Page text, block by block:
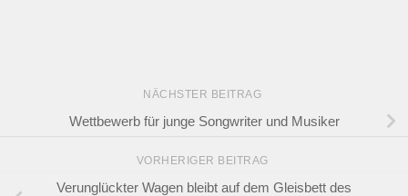
NÄCHSTER BEITRAG
Wettbewerb für junge Songwriter und Musiker
VORHERIGER BEITRAG
Verunglückter Wagen bleibt auf dem Gleisbett des